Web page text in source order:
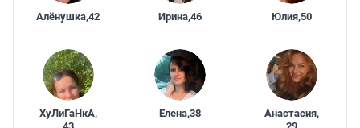
Алёнушка,42 Ирина,46 Юлия,50
ХуЛиГаНкА,
Елена,38 Анастасия,